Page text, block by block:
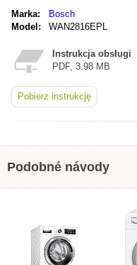
Marka:
Bosch
Model:
WAN2816EPL
Instrukcja obsługi
PDF, 3.98 MB
Pobierz instrukcję
Podobné návody